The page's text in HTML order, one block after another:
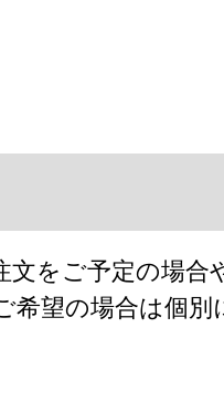
をご予定の場合
希望の場合は個別